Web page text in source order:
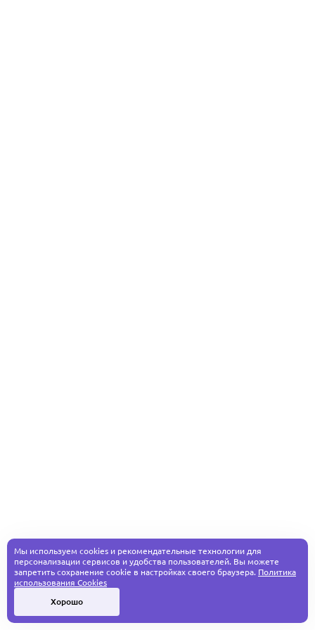
Мы используем cookies и рекомендательные технологии для
персонализации сервисов и удобства пользователей. Вы можете
запретить сохранение cookie в настройках своего браузера. Политика
использования Cookies
Хорошо